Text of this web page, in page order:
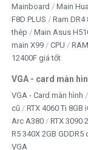
Mainboard
Main
F8D PLUS
Ram DR4
thép
Main Asus
main X99
CPU RAM
12400F giá tốt
VGA - card màn
VGA - Card màn hình
cũ
RTX 4060 Ti 8GB
Arc A380
RTX 3090
R5 340X 2GB GDDR5
VGA